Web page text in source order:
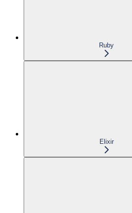
Ruby
Elixir